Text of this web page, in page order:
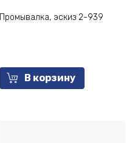
Промывалка, эскиз 2-939
В корзину